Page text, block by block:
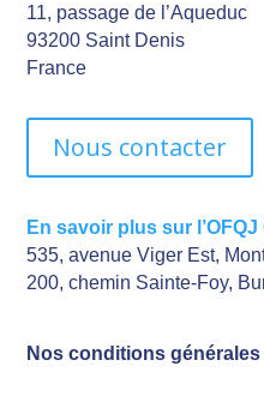
11, passage de l’Aqueduc
93200 Saint Denis
France
Nous contacter
En savoir plus sur
535, avenue Viger Est,
200, chemin Sainte-Foy,
Nos conditions générales